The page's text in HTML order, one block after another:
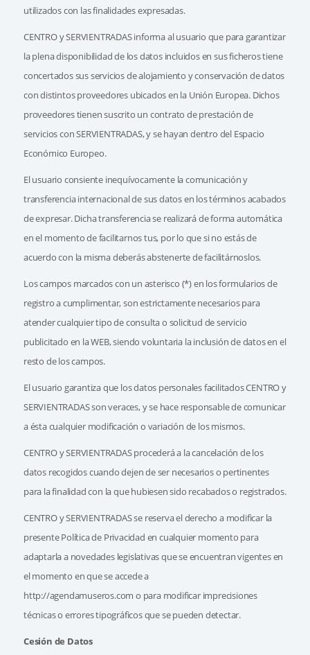
utilizados con las finalidades expresadas.
CENTRO y SERVIENTRADAS informa al usuario que para garantizar
la plena disponibilidad de los datos incluidos en sus ficheros tiene
concertados sus servicios de alojamiento y conservación de datos
con distintos proveedores ubicados en la Unión Europea. Dichos
proveedores tienen suscrito un contrato de prestación de
servicios con SERVIENTRADAS, y se hayan dentro del Espacio
Económico Europeo.
El usuario consiente inequívocamente la comunicación y
transferencia internacional de sus datos en los términos acabados
de expresar. Dicha transferencia se realizará de forma automática
en el momento de facilitarnos tus, por lo que si no estás de
acuerdo con la misma deberás abstenerte de facilitárnoslos.
Los campos marcados con un asterisco (*) en los formularios de
registro a cumplimentar, son estrictamente necesarios para
atender cualquier tipo de consulta o solicitud de servicio
publicitado en la WEB, siendo voluntaria la inclusión de datos en el
resto de los campos.
El usuario garantiza que los datos personales facilitados CENTRO y
SERVIENTRADAS son veraces, y se hace responsable de comunicar
a ésta cualquier modificación o variación de los mismos.
CENTRO y SERVIENTRADAS procederá a la cancelación de los
datos recogidos cuando dejen de ser necesarios o pertinentes
para la finalidad con la que hubiesen sido recabados o registrados.
CENTRO y SERVIENTRADAS se reserva el derecho a modificar la
presente Política de Privacidad en cualquier momento para
adaptarla a novedades legislativas que se encuentran vigentes en
el momento en que se accede a
http://agendamuseros.com o para modificar imprecisiones
técnicas o errores tipográficos que se pueden detectar.
Cesión de Datos